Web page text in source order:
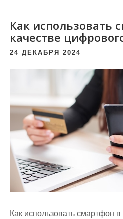
Как использовать
качестве
24 ДЕКАБРЯ 2024
Как использовать смартфон